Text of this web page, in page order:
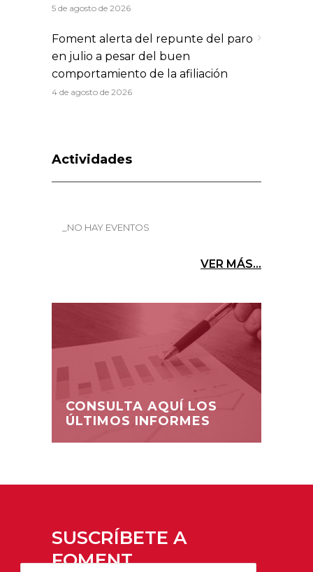
5 de agosto de 2026
Foment alerta del repunte del paro
en julio a pesar del buen
comportamiento de la afiliación
4 de agosto de 2026
Actividades
_NO HAY EVENTOS
VER MÁS...
CONSULTA AQUÍ LOS
ÚLTIMOS INFORMES
SUSCRÍBETE A
FOMENT